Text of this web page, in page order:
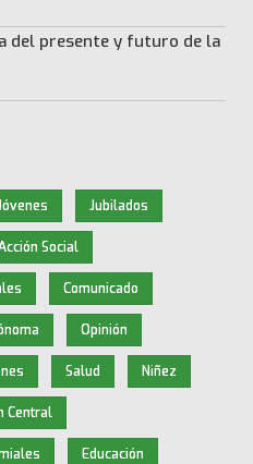
del presente y futuro de la
Jubilados
Social
Comunicado
Opinión
Salud Niñez
Central
Educación